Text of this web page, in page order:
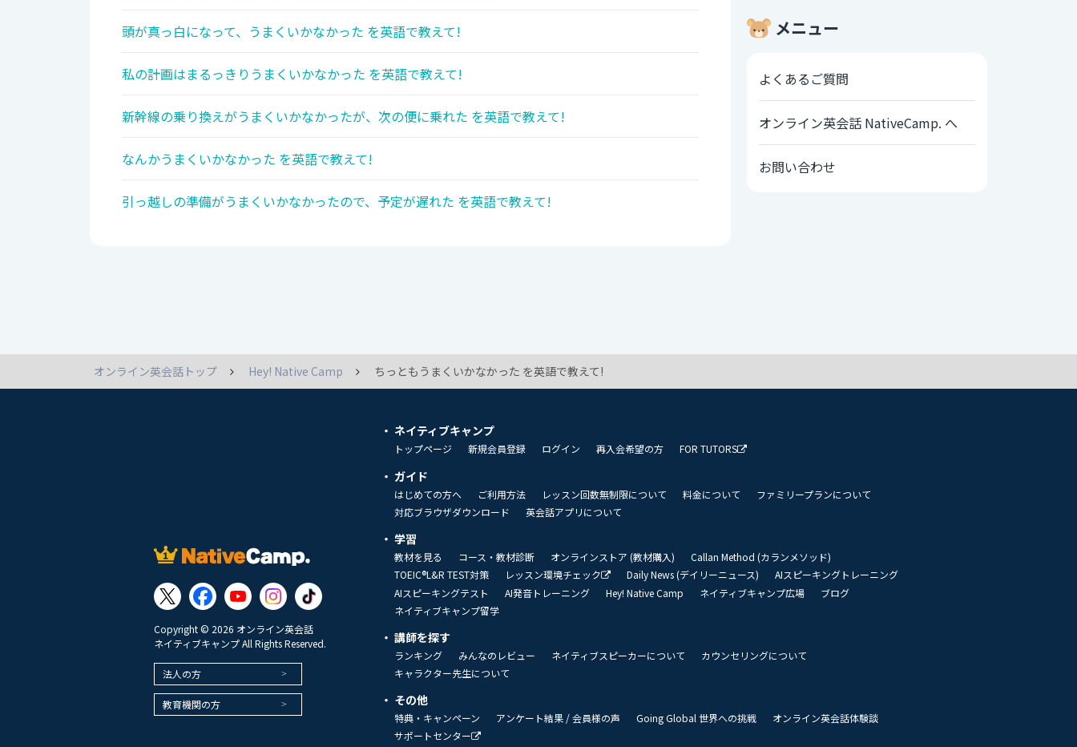
頭が真っ白になって、うまくいかなかった を英語で教えて!
私の計画はまるっきりうまくいかなかった を英語で教えて!
新幹線の乗り換えがうまくいかなかったが、次の便に乗れた を英語で教えて!
なんかうまくいかなかった を英語で教えて!
引っ越しの準備がうまくいかなかったので、予定が遅れた を英語で教えて!
メニュー
よくあるご質問
オンライン英会話 NativeCamp. へ
お問い合わせ
オンライン英会話トップ Hey! Native Camp ちっともうまくいかなかった を英語で教えて!
Copyright © 2026 オンライン英会話
ネイティブキャンプ All Rights Reserved.
法人の方
教育機関の方
ネイティブキャンプ
トップページ 新規会員登録 ログイン 再入会希望の方 FOR TUTORS
ガイド
はじめての方へ ご利用方法 レッスン回数無制限について 料金について
ファミリープランについて
対応ブラウザダウンロード
英会話アプリについて
学習
教材を見る コース・教材診断 オンラインストア (教材購入)
Callan Method (カランメソッド)
TOEIC®L&R TEST対策
レッスン環境チェック Daily News (デイリーニュース)
AIスピーキングトレーニング
AIスピーキングテスト
AI発音トレーニング Hey! Native Camp ネイティブキャンプ広場
ブログ
ネイティブキャンプ留学
講師を探す
ランキング みんなのレビュー ネイティブスピーカーについて
カウンセリングについて
キャラクター先生について
その他
特典・キャンペーン アンケート結果 / 会員様の声 Going Global 世界への挑戦
オンライン英会話体験談
サポートセンター